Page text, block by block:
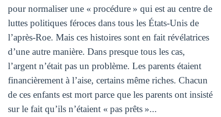
pour normaliser une « procédure » qui est au centre de
luttes politiques féroces dans tous les États-Unis de
l’après-Roe. Mais ces histoires sont en fait révélatrices
d’une autre manière. Dans presque tous les cas,
l’argent n’était pas un problème. Les parents étaient
financièrement à l’aise, certains même riches. Chacun
de ces enfants est mort parce que les parents ont insisté
sur le fait qu’ils n’étaient « pas prêts »...